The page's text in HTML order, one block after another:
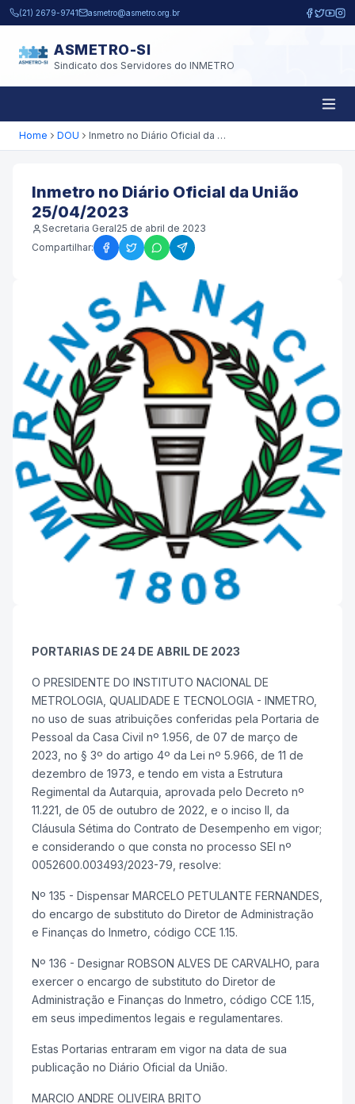
Pular para o conteúdo principal
(21) 2679-9741 asmetro@asmetro.org.br
ASMETRO-SI
Sindicato dos Servidores do INMETRO
Home DOU Inmetro no Diário Oficial da União 25/04/2023
Inmetro no Diário Oficial da União
25/04/2023
Secretaria Geral25 de abril de 2023
Compartilhar:
PORTARIAS DE 24 DE ABRIL DE 2023
O PRESIDENTE DO INSTITUTO NACIONAL DE
METROLOGIA, QUALIDADE E TECNOLOGIA - INMETRO,
no uso de suas atribuições conferidas pela Portaria de
Pessoal da Casa Civil nº 1.956, de 07 de março de
2023, no § 3º do artigo 4º da Lei nº 5.966, de 11 de
dezembro de 1973, e tendo em vista a Estrutura
Regimental da Autarquia, aprovada pelo Decreto nº
11.221, de 05 de outubro de 2022, e o inciso II, da
Cláusula Sétima do Contrato de Desempenho em vigor;
e considerando o que consta no processo SEI nº
0052600.003493/2023-79, resolve:
Nº 135 - Dispensar MARCELO PETULANTE FERNANDES,
do encargo de substituto do Diretor de Administração
e Finanças do Inmetro, código CCE 1.15.
Nº 136 - Designar ROBSON ALVES DE CARVALHO, para
exercer o encargo de substituto do Diretor de
Administração e Finanças do Inmetro, código CCE 1.15,
em seus impedimentos legais e regulamentares.
Estas Portarias entraram em vigor na data de sua
publicação no Diário Oficial da União.
MARCIO ANDRE OLIVEIRA BRITO